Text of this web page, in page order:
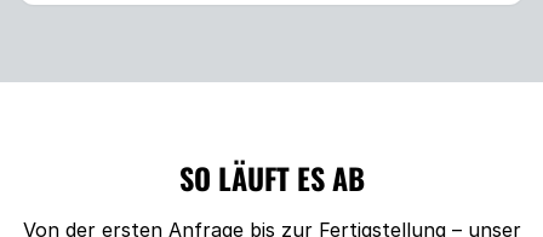
SO LÄUFT ES AB
Von der ersten Anfrage bis zur Fertigstellung – unser